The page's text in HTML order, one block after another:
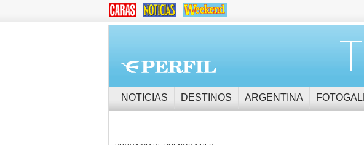
NOTICIAS DESTINOS ARGENTINA